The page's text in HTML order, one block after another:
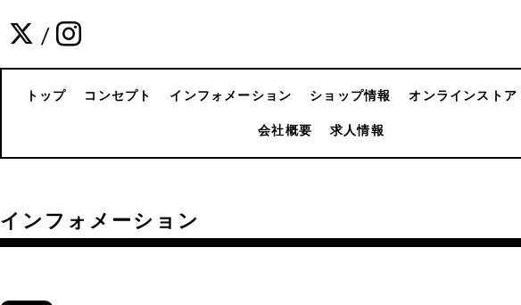
/
トップ コンセプト インフォメーション ショップ情報 オンラインストア
会社概要 求人情報
インフォメーション